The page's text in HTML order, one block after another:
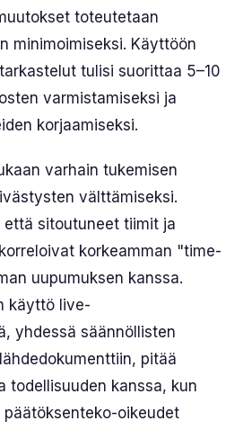
toteutetaan
minimoimiseksi. Käyttöön
tulisi suorittaa 5–10
varmistamiseksi ja
korjaamiseksi.
varhain tukemisen
välttämiseksi.
sitoutuneet tiimit ja
korkeamman "time-
uupumuksen kanssa.
käyttö live-
yhdessä säännöllisten
pitää
todellisuuden kanssa, kun
oikeudet